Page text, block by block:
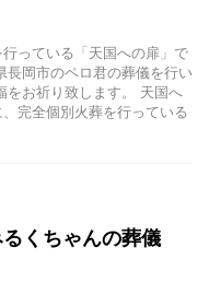
っている「天国への扉」で
長岡市のペロ君の葬儀を行い
をお祈り致します。 天国へ
完全個別火葬を行っている
るくちゃんの葬儀